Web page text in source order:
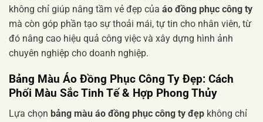
không chỉ giúp nâng tầm vẻ đẹp của áo đồng phục công ty
mà còn góp phần tạo sự thoải mái, tự tin cho nhân viên, từ
đó nâng cao hiệu quả công việc và xây dựng hình ảnh
chuyên nghiệp cho doanh nghiệp.
Bảng Màu Áo Đồng Phục Công Ty Đẹp: Cách
Phối Màu Sắc Tinh Tế & Hợp Phong Thủy
Lựa chọn bảng màu áo đồng phục công ty đẹp không chỉ